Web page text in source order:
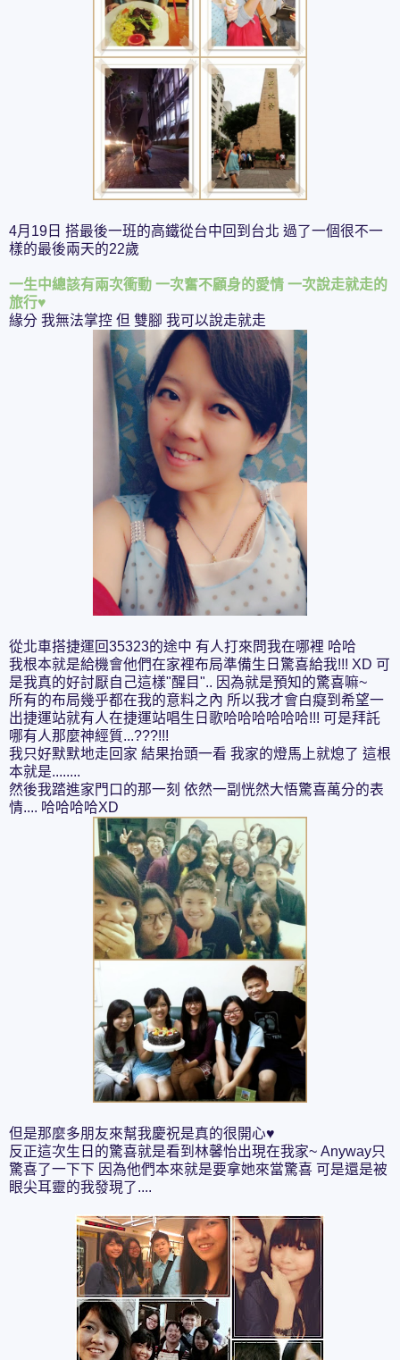
4月19日 搭最後一班的高鐵從台中回到台北 過了一個很不一
樣的最後兩天的22歲
一生中總該有兩次衝動 一次奮不顧身的愛情 一次說走就走的
旅行♥
緣分 我無法掌控 但 雙腳 我可以說走就走
從北車搭捷運回35323的途中 有人打來問我在哪裡 哈哈
我根本就是給機會他們在家裡布局準備生日驚喜給我!!! XD 可
是我真的好討厭自己這樣"醒目".. 因為就是預知的驚喜嘛~
所有的布局幾乎都在我的意料之內 所以我才會白癡到希望一
出捷運站就有人在捷運站唱生日歌哈哈哈哈哈哈!!! 可是拜託
哪有人那麼神經質...???!!!
我只好默默地走回家 結果抬頭一看 我家的燈馬上就熄了 這根
本就是........
然後我踏進家門口的那一刻 依然一副恍然大悟驚喜萬分的表
情.... 哈哈哈哈XD
但是那麼多朋友來幫我慶祝是真的很開心♥
反正這次生日的驚喜就是看到林馨怡出現在我家~ Anyway只
驚喜了一下下 因為他們本來就是要拿她來當驚喜 可是還是被
眼尖耳靈的我發現了....